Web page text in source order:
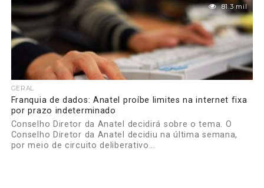
81.3 mil
GERAL
Franquia de dados: Anatel proíbe limites na internet fixa
por prazo indeterminado
Conselho Diretor da Anatel decidirá sobre o tema. O
Conselho Diretor da Anatel decidiu na última semana,
por meio de circuito deliberativo...